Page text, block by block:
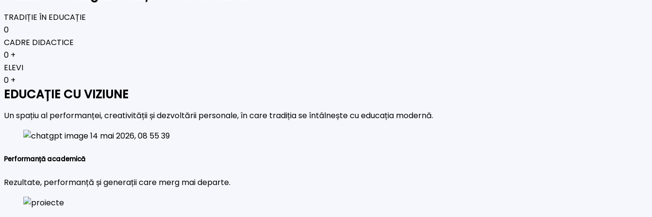
TRADIȚIE ÎN EDUCAȚIE
0
CADRE DIDACTICE
0 +
ELEVI
0 +
EDUCAȚIE CU VIZIUNE
Un spațiu al performanței, creativității și dezvoltării personale, în care tradiția se întâlnește cu educația modernă.
Performanță academică
Rezultate, performanță și generații care merg mai departe.